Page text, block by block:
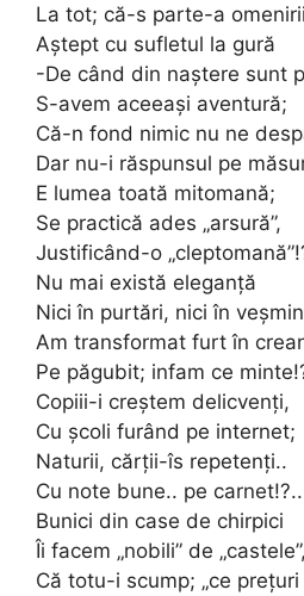
La tot; că-s parte-a
Aștept cu sufletul la gură
-De când din naștere sunt
S-avem aceeași aventură;
Că-n fond nimic nu ne
Dar nu-i răspunsul pe
E lumea toată mitomană;
Se practică ades „arsură”,
Justificând-o
Nu mai există eleganță
Nici în purtări, nici în
Am transformat furt în
Pe păgubit; infam ce
Copiii-i creștem delicvenți,
Cu școli furând pe internet;
Naturii, cărții-îs repetenți..
Cu note bune.. pe carnet!?..
Bunici din case de chirpici
Îi facem „nobili” de „castele”,
Că totu-i scump; „ce prețuri